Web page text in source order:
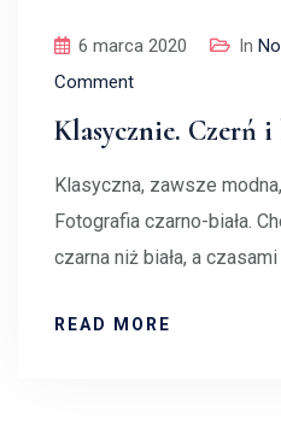
6 marca 2020 In
Comment
Klasycznie. Czerń
Klasyczna, zawsze
Fotografia czarno-biała.
czarna niż biała, a
READ MORE